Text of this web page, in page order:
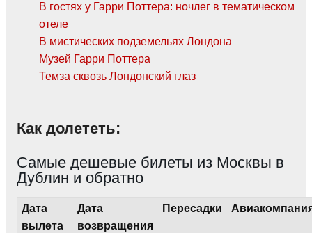
В гостях у Гарри Поттера: ночлег в тематическом
отеле
В мистических подземельях Лондона
Музей Гарри Поттера
Темза сквозь Лондонский глаз
Как долететь:
Самые дешевые билеты из Москвы в
Дублин и обратно
Дата
вылета
Дата
возвращения
Пересадки